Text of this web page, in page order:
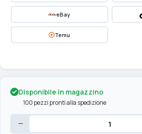
eBay
Temu
Disponibile in magazzino
100 pezzi pronti alla spedizione
−